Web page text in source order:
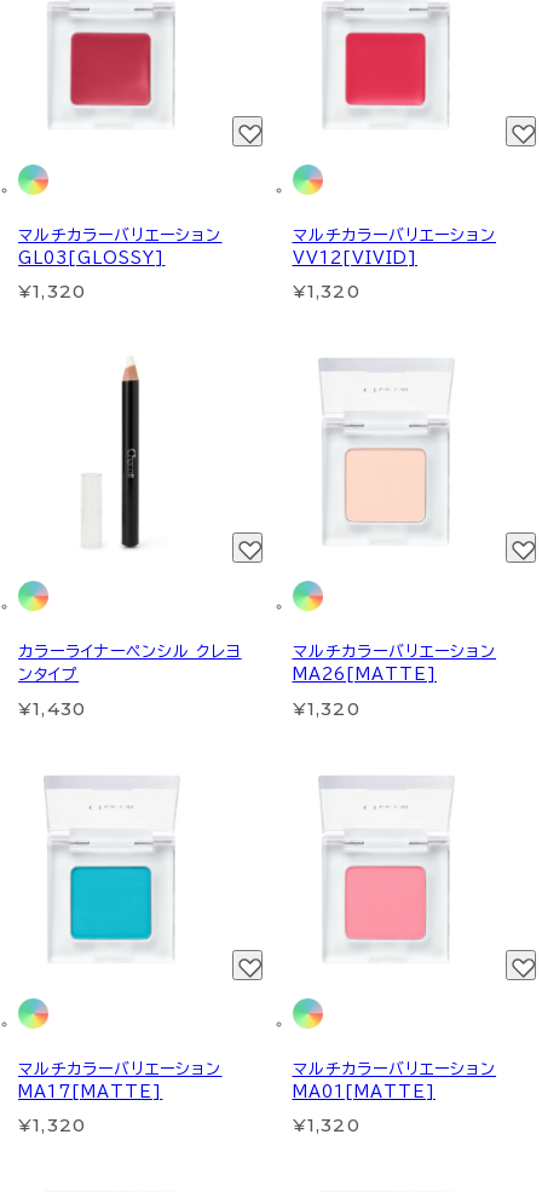
マルチカラーバリエーション
GL03[GLOSSY]
¥1,320
マルチカラーバリエーション
VV12[VIVID]
¥1,320
カラーライナーペンシル クレヨ
ンタイプ
¥1,430
マルチカラーバリエーション
MA26[MATTE]
¥1,320
マルチカラーバリエーション
MA17[MATTE]
¥1,320
マルチカラーバリエーション
MA01[MATTE]
¥1,320